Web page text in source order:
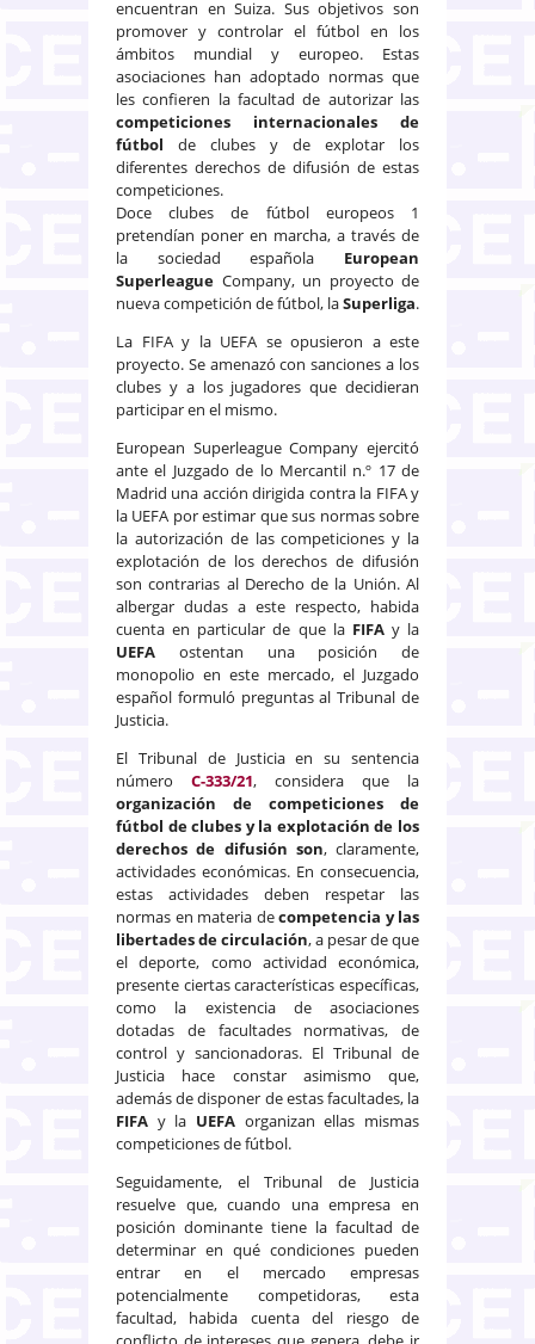
encuentran en Suiza. Sus objetivos son
promover y controlar el fútbol en los
ámbitos mundial y europeo. Estas
asociaciones han adoptado normas que
les confieren la facultad de autorizar las
competiciones internacionales de
fútbol de clubes y de explotar los
diferentes derechos de difusión de estas
competiciones.
Doce clubes de fútbol europeos 1
pretendían poner en marcha, a través de
la sociedad española European
Superleague Company, un proyecto de
nueva competición de fútbol, laSuperliga.
La FIFA y la UEFA se opusieron a este
proyecto. Se amenazó con sanciones a los
clubes y a los jugadores que decidieran
participar en el mismo.
European Superleague Company ejercitó
ante el Juzgado de lo Mercantil n.º 17 de
Madrid una acción dirigida contra la FIFA y
la UEFA por estimar que sus normas sobre
la autorización de las competiciones y la
explotación de los derechos de difusión
son contrarias al Derecho de la Unión. Al
albergar dudas a este respecto, habida
cuenta en particular de que la FIFAy la
UEFA ostentan una posición de
monopolio en este mercado, el Juzgado
español formuló preguntas al Tribunal de
Justicia.
El Tribunal de Justicia en su sentencia
número C-333/21, considera que la
organización de competiciones de
fútbol de clubes y la explotación de los
derechos de difusión son, claramente,
actividades económicas. En consecuencia,
estas actividades deben respetar las
normas en materia decompetencia y las
libertades de circulación, a pesar de que
el deporte, como actividad económica,
presente ciertas características específicas,
como la existencia de asociaciones
dotadas de facultades normativas, de
control y sancionadoras. El Tribunal de
Justicia hace constar asimismo que,
además de disponer de estas facultades, la
FIFA y la UEFA organizan ellas mismas
competiciones de fútbol.
Seguidamente, el Tribunal de Justicia
resuelve que, cuando una empresa en
posición dominante tiene la facultad de
determinar en qué condiciones pueden
entrar en el mercado empresas
potencialmente competidoras, esta
facultad, habida cuenta del riesgo de